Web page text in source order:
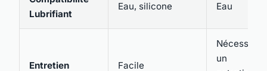
Lubrifiant
Eau, silicone Eau
Entretien Facile
Nécessite
un